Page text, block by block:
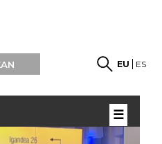
EU ES
☰